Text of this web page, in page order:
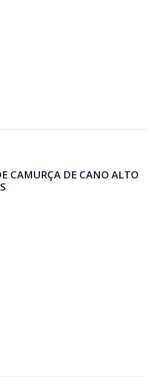
CAMURÇA DE CANO ALTO